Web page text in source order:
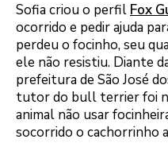
Sofia criou o perfil Fox
ocorrido e pedir ajuda
perdeu o focinho, seu
ele não resistiu. Diante
prefeitura de São José
tutor do bull terrier foi
animal não usar
socorrido o cachorrinho